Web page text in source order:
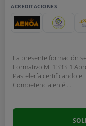
ACREDITACIONES
La presente formación
Formativo MF1333_1
Pastelería certificando
Competencia en él...